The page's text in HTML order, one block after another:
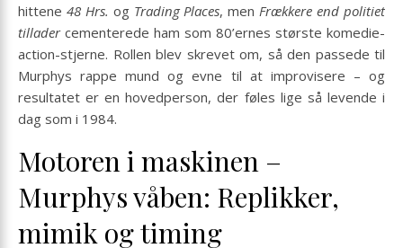
hittene 48 Hrs. og Trading Places, menFrækkere end politiet
tilladercementerede ham som 80’ernes største komedie-
action-stjerne. Rollen blev skrevet om, så den passede til
Murphys rappe mund og evne til at improvisere – og
resultatet er en hovedperson, der føles lige så levende i
dag som i 1984.
Motoren i maskinen –
Murphys våben: Replikker,
mimik og timing